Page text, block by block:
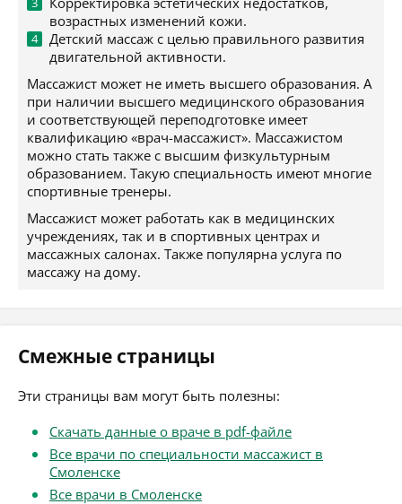
возрастных изменений кожи.
Детский массаж с целью правильного развития
двигательной активности.
Массажист может не иметь высшего образования. А
при наличии высшего медицинского образования
и соответствующей переподготовке имеет
квалификацию «врач-массажист». Массажистом
можно стать также с высшим физкультурным
образованием. Такую специальность имеют многие
спортивные тренеры.
Массажист может работать как в медицинских
учреждениях, так и в спортивных центрах и
массажных салонах. Также популярна услуга по
массажу на дому.
Смежные страницы
Эти страницы вам могут быть полезны:
Скачать данные о враче в pdf-файле
Все врачи по специальности массажист в
Смоленске
Все врачи в Смоленске